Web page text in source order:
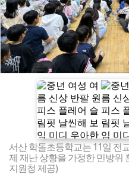
서산 학돌초등학교는 11일 전
제 재난 상황을 가정한 민방위
지원청 제공)